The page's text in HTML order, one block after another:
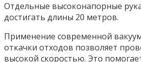
Отдельные высоконапорные
достигать длины 20 метров.
Применение современной
откачки отходов позволяет
высокой скоростью. Это